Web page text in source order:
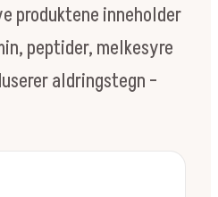
produktene inneholder
peptider, melkesyre
aldringstegn –